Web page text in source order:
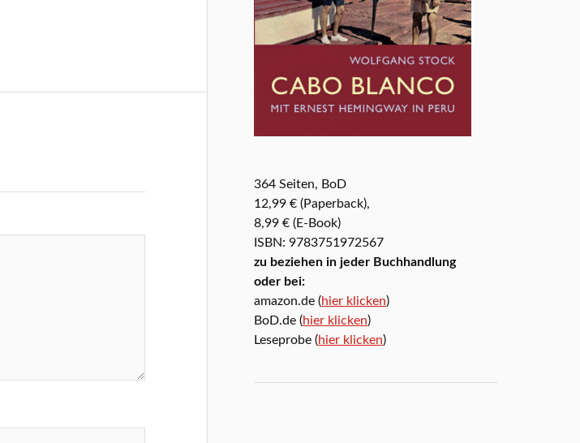
364 Seiten, BoD
12,99 € (Paperback),
8,99 € (E-Book)
ISBN: 9783751972567
zu beziehen in jeder Buchhandlung
oder bei:
amazon.de (hier klicken)
BoD.de (hier klicken)
Leseprobe (hier klicken)